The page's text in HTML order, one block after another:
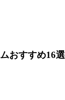
おすすめ